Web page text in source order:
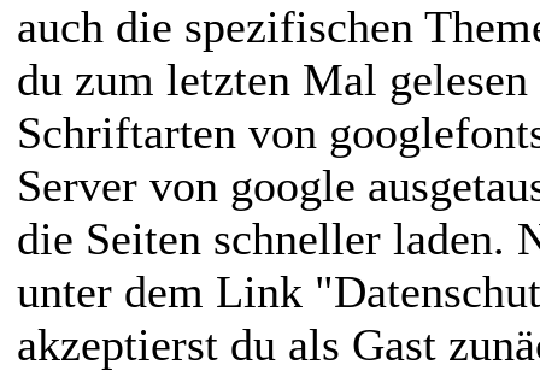
auch die spezifischen
du zum letzten Mal
Schriftarten von
Server von google
die Seiten schneller laden.
unter dem Link
akzeptierst du als Gast